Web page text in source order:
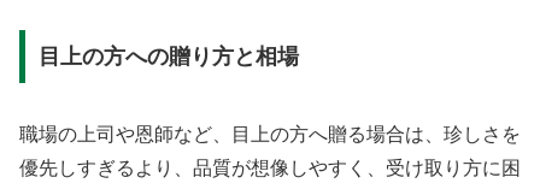
目上の方への贈り方と相場
職場の上司や恩師など、目上の方へ贈る場合は、珍しさを
優先しすぎるより、品質が想像しやすく、受け取り方に困